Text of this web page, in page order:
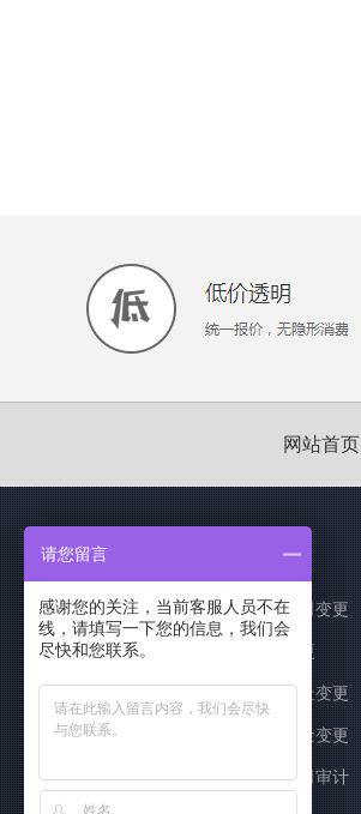
网站首页
香港公司业务
香港公司注册 香港公司变更
公司名称变更 董事变更
公司地址变更
股权转让变更 注册资金变更
香港公司年审 香港公司审计
请您留言
感谢您的关注，当前客服人员不在
线，请填写一下您的信息，我们会
尽快和您联系。